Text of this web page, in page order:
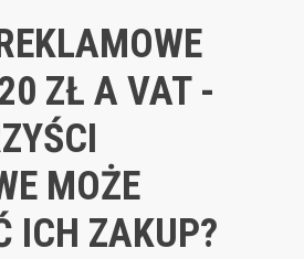
ZŁ A VAT -
MOŻE
ICH ZAKUP?